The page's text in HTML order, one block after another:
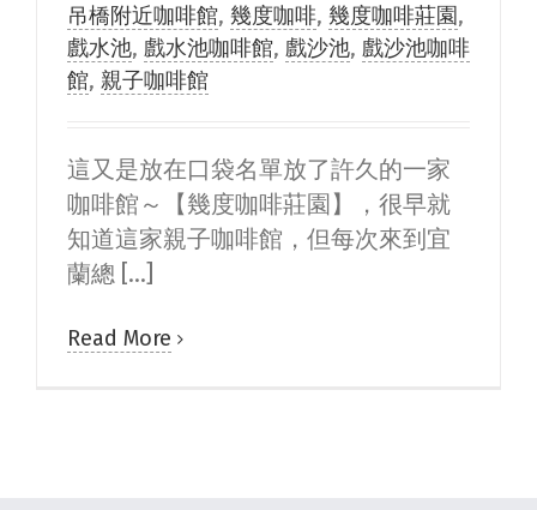
吊橋附近咖啡館, 幾度咖啡, 幾度咖啡莊園,
戲水池, 戲水池咖啡館, 戲沙池, 戲沙池咖啡
館, 親子咖啡館
這又是放在口袋名單放了許久的一家
咖啡館～【幾度咖啡莊園】，很早就
知道這家親子咖啡館，但每次來到宜
蘭總 [...]
Read More